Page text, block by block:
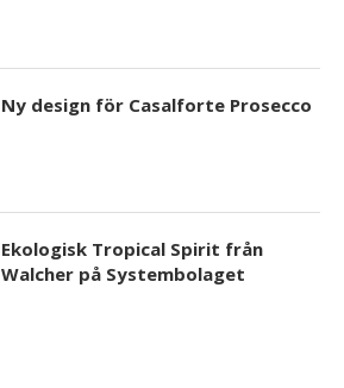
Ny design för Casalforte Prosecco
Ekologisk Tropical Spirit från
Walcher på Systembolaget